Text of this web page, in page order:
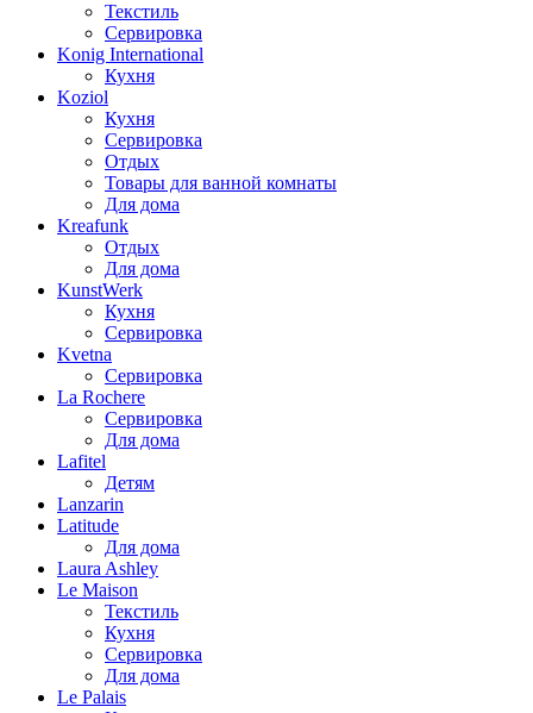
Текстиль
Сервировка
Konig International
Кухня
Koziol
Кухня
Сервировка
Отдых
Товары для ванной комнаты
Для дома
Kreafunk
Отдых
Для дома
KunstWerk
Кухня
Сервировка
Kvetna
Сервировка
La Rochere
Сервировка
Для дома
Lafitel
Детям
Lanzarin
Latitude
Для дома
Laura Ashley
Le Maison
Текстиль
Кухня
Сервировка
Для дома
Le Palais